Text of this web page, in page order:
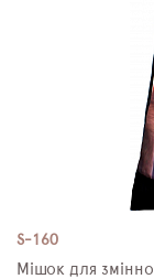
S-160
Мішок для